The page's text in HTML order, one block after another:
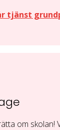
tjänst
om skolan!